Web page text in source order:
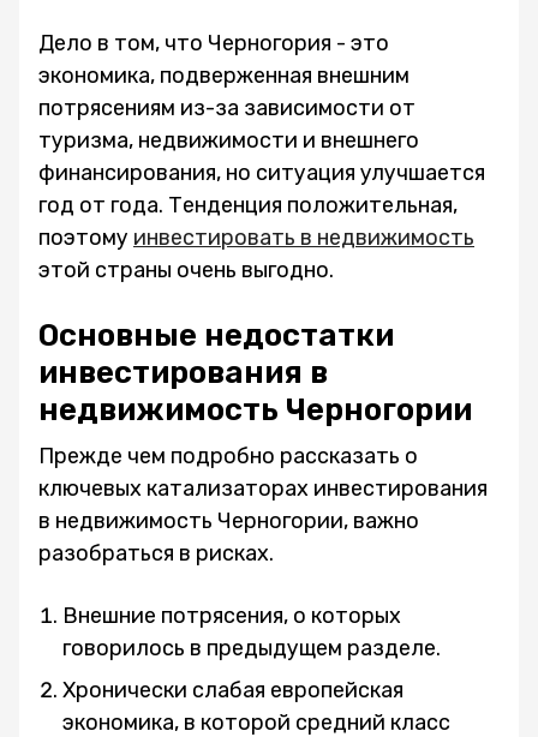
Дело в том, что Черногория - это
экономика, подверженная внешним
потрясениям из-за зависимости от
туризма, недвижимости и внешнего
финансирования, но ситуация улучшается
год от года. Тенденция положительная,
поэтому инвестировать в недвижимость
этой страны очень выгодно.
Основные недостатки
инвестирования в
недвижимость Черногории
Прежде чем подробно рассказать о
ключевых катализаторах инвестирования
в недвижимость Черногории, важно
разобраться в рисках.
Внешние потрясения, о которых
говорилось в предыдущем разделе.
Хронически слабая европейская
экономика, в которой средний класс